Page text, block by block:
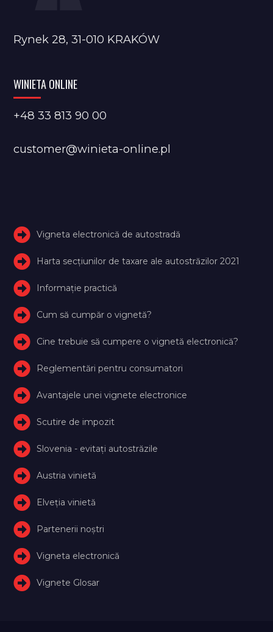
Rynek 28, 31-010 KRAKÓW
WINIETA ONLINE
+48 33 813 90 00
customer@winieta-online.pl
Vigneta electronică de autostradă
Harta secțiunilor de taxare ale autostrăzilor 2021
Informație practică
Cum să cumpăr o vignetă?
Cine trebuie să cumpere o vignetă electronică?
Reglementări pentru consumatori
Avantajele unei vignete electronice
Scutire de impozit
Slovenia - evitați autostrăzile
Austria vinietă
Elveţia vinietă
Partenerii noștri
Vigneta electronică
Vignete Glosar